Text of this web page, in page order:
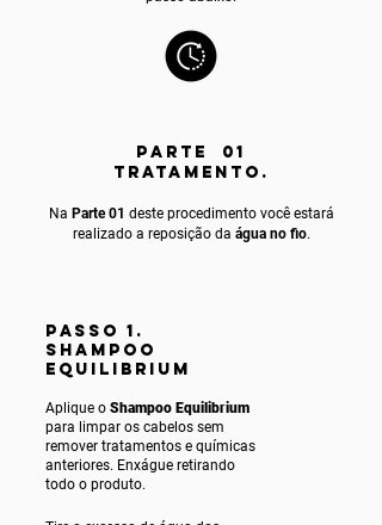
PARTE 01
TRATAMENTO.
Na Parte 01 deste procedimento você estará
realizado a reposição da água no fio.
PASSO 1.
SHAMPOO
EQUILIBRIUM
Aplique o Shampoo Equilibrium
para limpar os cabelos sem
remover tratamentos e químicas
anteriores. Enxágue retirando
todo o produto.